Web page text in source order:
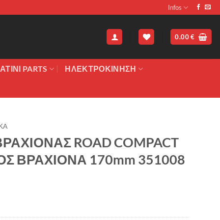
Infos
0.00€
PARTS ΗΛΕΚΤΡΟΚΙΝΗΣΗ
ROAD COMPACT
ΒΡΑΧΙΟΝΑ 170mm 351008